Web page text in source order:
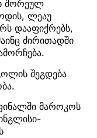
შორეულ
ლეაუ
დააფიქრებს,
ძირითადში
შეგდება
მაროკოს